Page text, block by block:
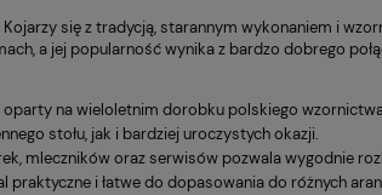
się z tradycją, starannym wykonaniem i
a jej popularność wynika z bardzo dobrego
na wieloletnim dorobku polskiego
stołu, jak i bardziej uroczystych okazji.
mleczników oraz serwisów pozwala wygodnie
praktyczne i łatwe do dopasowania do różnych